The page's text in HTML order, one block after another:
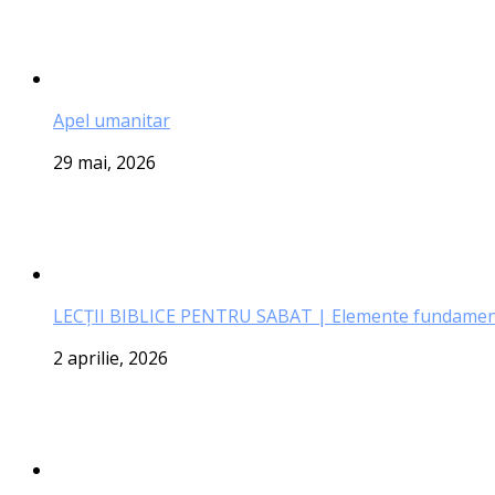
Apel umanitar
29 mai, 2026
LECŢII BIBLICE PENTRU SABAT | Elemente
2 aprilie, 2026